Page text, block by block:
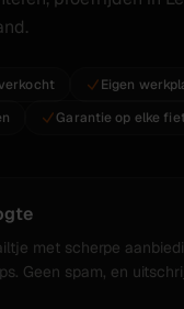
Eigen
Garantie op elke
met scherpe
Geen spam, en